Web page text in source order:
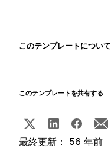
このテンプレートについて
このテンプレートを共有する
最終更新： 56 年前